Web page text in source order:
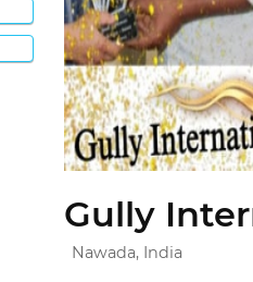
Gully
Nawada, India